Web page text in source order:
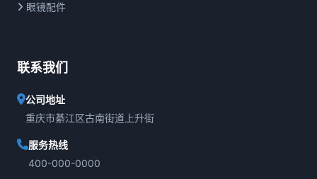
眼镜配件
联系我们
公司地址
重庆市綦江区古南街道上升街
服务热线
400-000-0000